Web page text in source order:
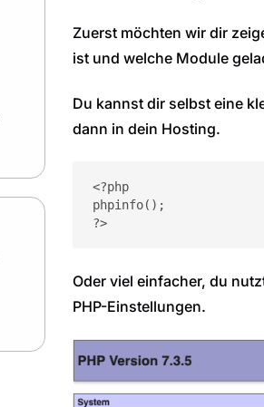
Zuerst möchten wir dir
ist und welche Module
Du kannst dir selbst eine
dann in dein Hosting.
<?php
phpinfo();
?>
Oder viel einfacher, du
PHP-Einstellungen.